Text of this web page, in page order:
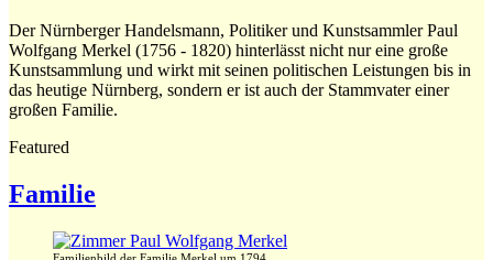
Der Nürnberger Handelsmann, Politiker und Kunstsammler Paul
Wolfgang Merkel (1756 - 1820) hinterlässt nicht nur eine große
Kunstsammlung und wirkt mit seinen politischen Leistungen bis in
das heutige Nürnberg, sondern er ist auch der Stammvater einer
großen Familie.
Featured
Familie